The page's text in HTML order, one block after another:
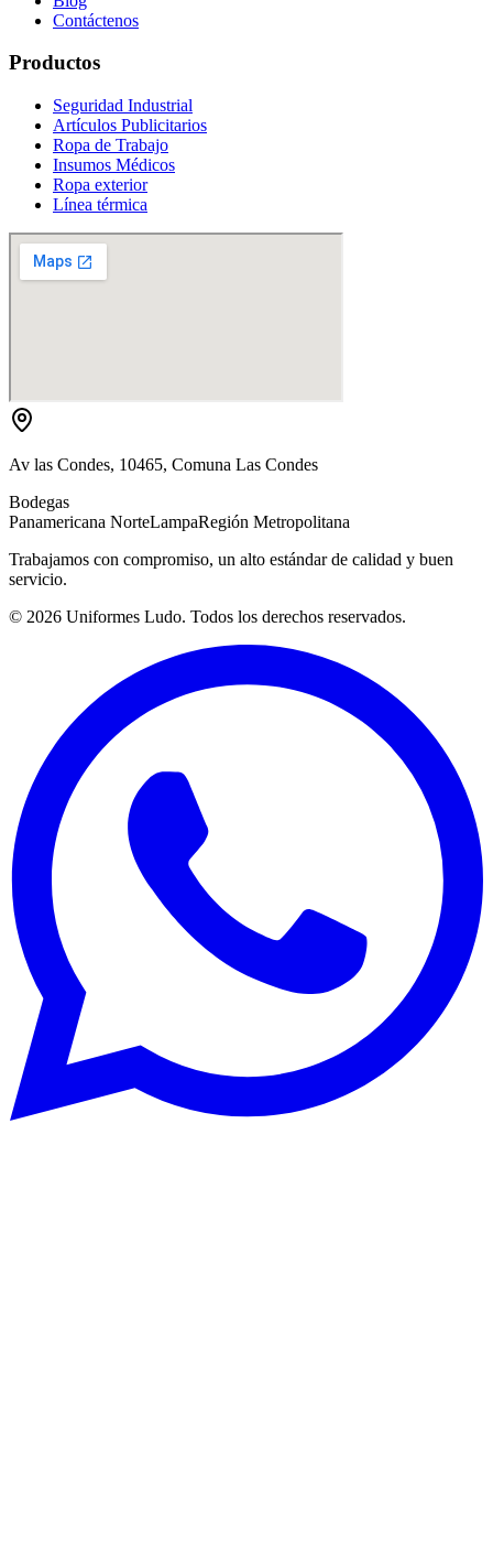
Contáctenos
Productos
Seguridad Industrial
Artículos Publicitarios
Ropa de Trabajo
Insumos Médicos
Ropa exterior
Línea térmica
Av las Condes, 10465, Comuna Las Condes
Bodegas
Panamericana NorteLampaRegión Metropolitana
Trabajamos con compromiso, un alto estándar de calidad y buen
servicio.
© 2026 Uniformes Ludo. Todos los derechos reservados.